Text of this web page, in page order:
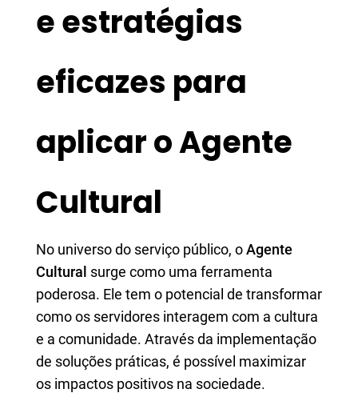
e estratégias
eficazes para
aplicar o Agente
Cultural
No universo do serviço público, oAgente
Cultural surge como uma ferramenta
poderosa. Ele tem o potencial de transformar
como os servidores interagem com a cultura
e a comunidade. Através da implementação
de soluções práticas, é possível maximizar
os impactos positivos na sociedade.